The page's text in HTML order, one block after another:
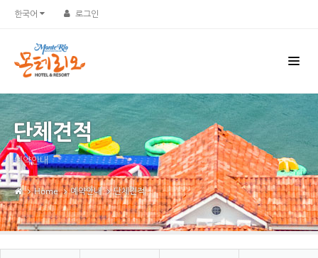
한국어 로그인
단체견적
예약안내
Home 예약안내 단체견적
Sketchbook5, 스케치북5